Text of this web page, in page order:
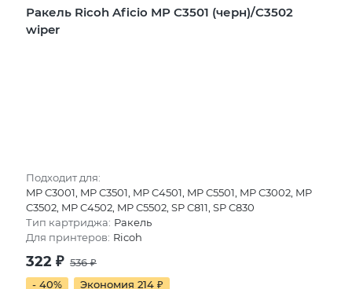
Ракель Ricoh Aficio MP C3501 (черн)/C3502
wiper
Подходит для:
MP C3001, MP C3501, MP C4501, MP C5501, MP C3002, MP
C3502, MP C4502, MP C5502, SP C811, SP C830
Тип картриджа: Ракель
Для принтеров: Ricoh
322 ₽ 536₽
- 40%
Экономия 214 ₽